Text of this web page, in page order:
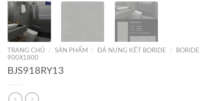
TRANG CHỦ / SẢN PHẨM / ĐÁ NUNG KẾT BORIDE /
BORIDE
900X1800
BJS918RY13